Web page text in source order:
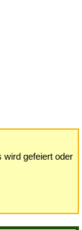
wird gefeiert oder